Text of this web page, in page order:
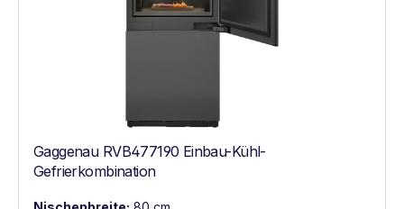
Gaggenau RVB477190 Einbau-Kühl-
Gefrierkombination